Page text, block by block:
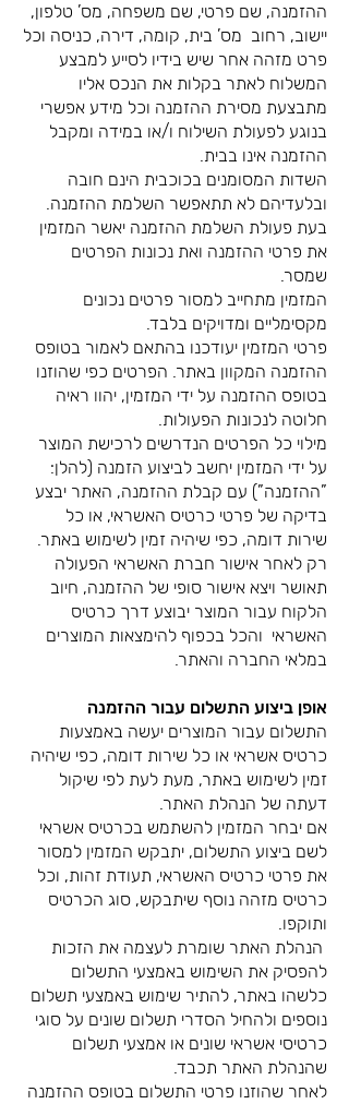
ההזמנה, שם פרטי, שם משפחה, מס’ טלפון,
יישוב, רחוב מס’ בית, קומה, דירה, כניסה וכל
פרט מזהה אחר שיש בידיו לסייע למבצע
המשלוח לאתר בקלות את הנכס אליו
מתבצעת מסירת ההזמנה וכל מידע אפשרי
בנוגע לפעולת השילוח ו/או במידה ומקבל
ההזמנה אינו בבית.
השדות המסומנים בכוכבית הינם חובה
ובלעדיהם לא תתאפשר השלמת ההזמנה.
בעת פעולת השלמת ההזמנה יאשר המזמין
את פרטי ההזמנה ואת נכונות הפרטים
שמסר.
המזמין מתחייב למסור פרטים נכונים
מקסימליים ומדויקים בלבד.
פרטי המזמין יעודכנו בהתאם לאמור בטופס
ההזמנה המקוון באתר. הפרטים כפי שהוזנו
בטופס ההזמנה על ידי המזמין, יהוו ראיה
חלוטה לנכונות הפעולות.
מילוי כל הפרטים הנדרשים לרכישת המוצר
על ידי המזמין יחשב לביצוע הזמנה (להלן:
”ההזמנה”) עם קבלת ההזמנה, האתר יבצע
בדיקה של פרטי כרטיס האשראי, או כל
שירות דומה, כפי שיהיה זמין לשימוש באתר.
רק לאחר אישור חברת האשראי הפעולה
תאושר ויצא אישור סופי של ההזמנה, חיוב
הלקוח עבור המוצר יבוצע דרך כרטיס
האשראי והכל בכפוף להימצאות המוצרים
במלאי החברה והאתר.
אופן ביצוע התשלום עבור ההזמנה
התשלום עבור המוצרים יעשה באמצעות
כרטיס אשראי או כל שירות דומה, כפי שיהיה
זמין לשימוש באתר, מעת לעת לפי שיקול
דעתה של הנהלת האתר.
אם יבחר המזמין להשתמש בכרטיס אשראי
לשם ביצוע התשלום, יתבקש המזמין למסור
את פרטי כרטיס האשראי, תעודת זהות, וכל
כרטיס מזהה נוסף שיתבקש, סוג הכרטיס
ותוקפו.
הנהלת האתר שומרת לעצמה את הזכות
להפסיק את השימוש באמצעי התשלום
כלשהו באתר, להתיר שימוש באמצעי תשלום
נוספים ולהחיל הסדרי תשלום שונים על סוגי
כרטיסי אשראי שונים או אמצעי תשלום
שהנהלת האתר תכבד.
לאחר שהוזנו פרטי התשלום בטופס ההזמנה